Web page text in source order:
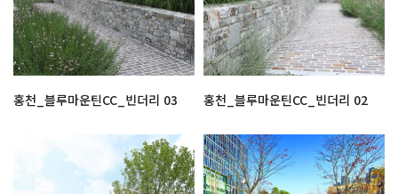
홍천_블루마운틴CC_빈더리 03 홍천_블루마운틴CC_빈더리 02